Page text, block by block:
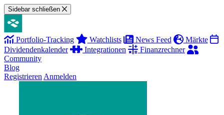
Sidebar schließen
Portfolio-Tracking Watchlists News Feed
Märkte
Dividendenkalender
Integrationen
Finanzrechner
Community
Blog
Registrieren Anmelden